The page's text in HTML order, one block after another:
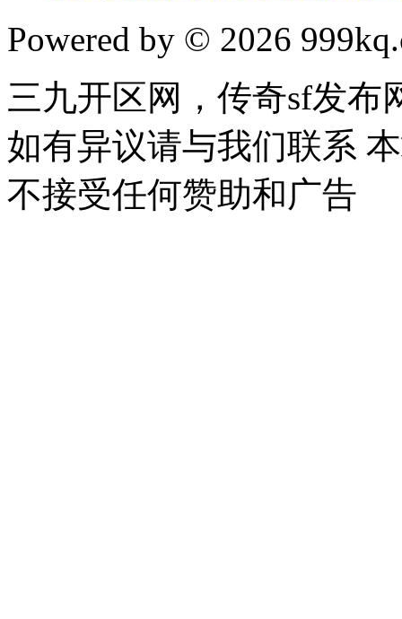
Powered by © 2026
三九开区网，传奇sf发布
如有异议请与我们联系
不接受任何赞助和广告